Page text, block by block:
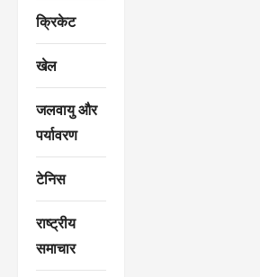
क्रिकेट
खेल
जलवायु और
पर्यावरण
टेनिस
राष्ट्रीय
समाचार